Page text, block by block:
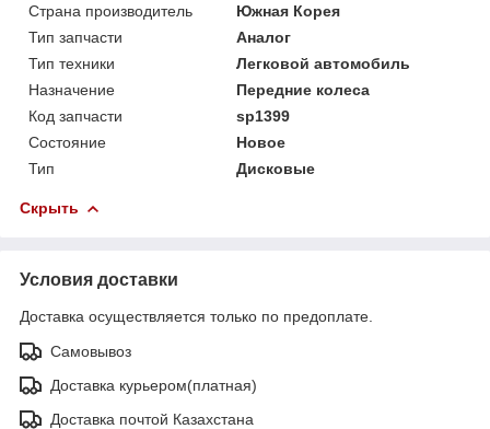
Страна производитель
Южная Корея
Тип запчасти
Аналог
Тип техники
Легковой автомобиль
Назначение
Передние колеса
Код запчасти
sp1399
Состояние
Новое
Тип
Дисковые
Скрыть
Условия доставки
Доставка осуществляется только по предоплате.
Самовывоз
Доставка курьером(платная)
Доставка почтой Казахстана